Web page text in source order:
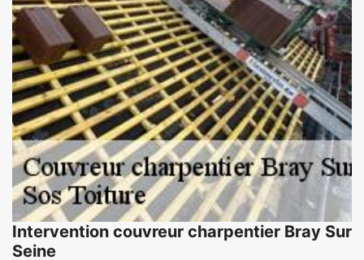
Intervention couvreur charpentier Bray Sur
Seine